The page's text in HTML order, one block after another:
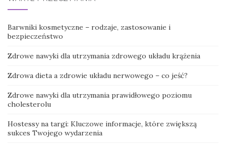
Barwniki kosmetyczne – rodzaje, zastosowanie i
bezpieczeństwo
Zdrowe nawyki dla utrzymania zdrowego układu krążenia
Zdrowa dieta a zdrowie układu nerwowego – co jeść?
Zdrowe nawyki dla utrzymania prawidłowego poziomu
cholesterolu
Hostessy na targi: Kluczowe informacje, które zwiększą
sukces Twojego wydarzenia